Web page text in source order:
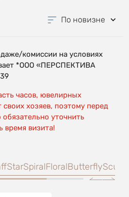
По новизне
комиссии на условиях
*ООО «ПЕРСПЕКТИВА
часов, ювелирных
хозяев, поэтому перед
уточнить
время визита!
SpiralFloralButterfly